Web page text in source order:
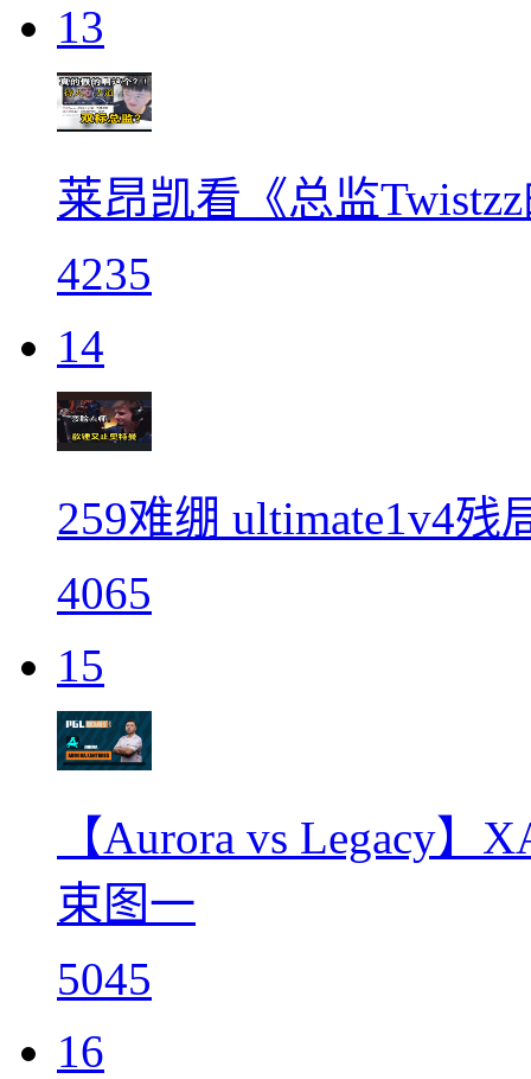
13
莱昂凯看《总监
4235
14
259难绷 ultimate1v4残
4065
15
【Aurora vs Legacy】
束图一
5045
16